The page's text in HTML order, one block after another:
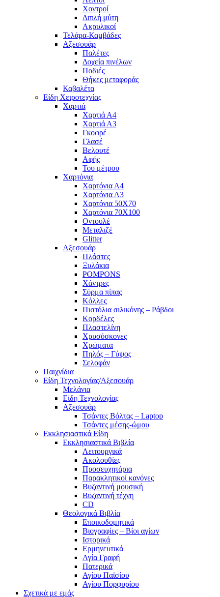
Χοντροί
Διπλή μύτη
Ακρυλικοί
Τελάρα-Καμβάδες
Αξεσουάρ
Παλέτες
Δοχεία πινέλων
Ποδιές
Θήκες μεταφοράς
Καβαλέτα
Είδη Χειροτεχνίας
Χαρτιά
Χαρτιά Α4
Χαρτιά Α3
Γκοφρέ
Γλασέ
Βελουτέ
Αφής
Του μέτρου
Χαρτόνια
Χαρτόνια Α4
Χαρτόνια Α3
Χαρτόνια 50Χ70
Χαρτόνια 70Χ100
Οντουλέ
Μεταλιζέ
Glitter
Αξεσουάρ
Πλάστες
Ξυλάκια
POMPONS
Χάντρες
Σύρμα πίπας
Κόλλες
Πιστόλια σιλικόνης – Ράβδοι
Κορδέλες
Πλαστελίνη
Χρυσόσκονες
Χρώματα
Πηλός – Γύψος
Σελοφάν
Παιχνίδια
Είδη Τεχνολογίας/Αξεσουάρ
Μελάνια
Είδη Τεχνολογίας
Αξεσουάρ
Τσάντες Βόλτας – Laptop
Τσάντες μέσης-ώμου
Εκκλησιαστικά Είδη
Εκκλησιαστικά Βιβλία
Λειτουργικά
Ακολουθίες
Προσευχητάρια
Παρακλητικοί κανόνες
Βυζαντινή μουσική
Βυζαντινή τέχνη
CD
Θεολογικά Βιβλία
Εποικοδομητικά
Βιογραφίες – Βίοι αγίων
Ιστορικά
Ερμηνευτικά
Αγία Γραφή
Πατερικά
Αγίου Παϊσίου
Αγίου Πορφυρίου
Σχετικά με εμάς